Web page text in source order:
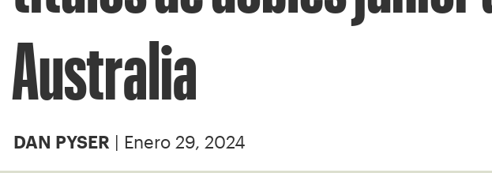
Australia
DAN PYSER | Enero 29, 2024